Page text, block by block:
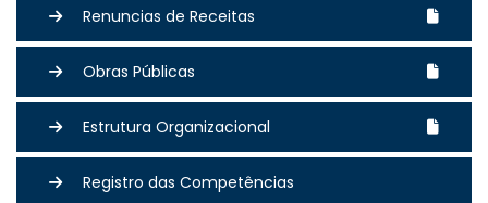
Renuncias de Receitas
Obras Públicas
Estrutura Organizacional
Registro das Competências